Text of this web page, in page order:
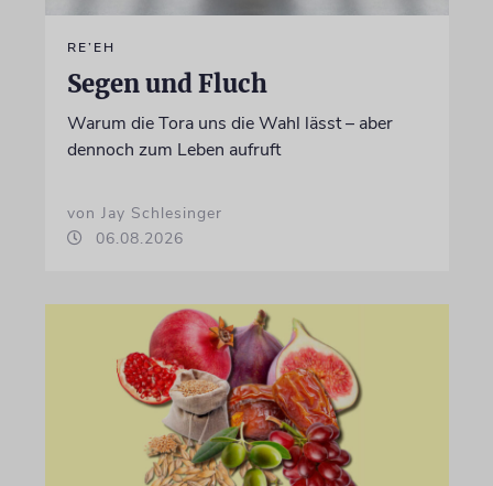
RE’EH
Segen und Fluch
Warum die Tora uns die Wahl lässt – aber
dennoch zum Leben aufruft
von Jay Schlesinger
06.08.2026